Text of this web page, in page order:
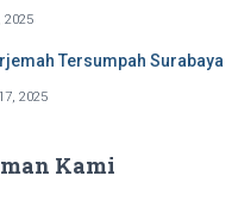
2025
Tersumpah Surabaya
2025
Kami